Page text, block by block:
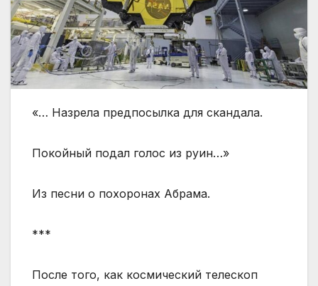
«… Назрела предпосылка для скандала.
Покойный подал голос из руин…»
Из песни о похоронах Абрама.
***
После того, как космический телескоп